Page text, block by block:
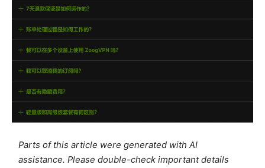
Parts of this article were generated with AI
assistance. Please double-check important details